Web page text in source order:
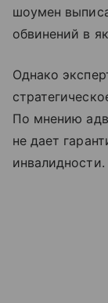
шоумен
обвинений в
Однако
По мнению
не дает
инвалидности.